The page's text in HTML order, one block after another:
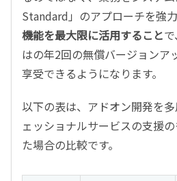
Standard」のアプローチを強力
機能を最大限に活用すること
はの年2回の無償バージョンア
享受できるようになります。
以下の表は、アドオン開発を
ェッショナルサービスの支援
た場合の比較です。